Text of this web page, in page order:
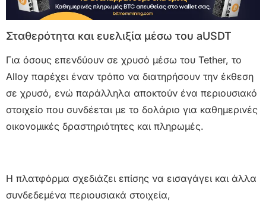
Σταθερότητα και ευελιξία μέσω του aUSDT
Για όσους επενδύουν σε χρυσό μέσω του Tether, το
Alloy παρέχει έναν τρόπο να διατηρήσουν την έκθεση
σε χρυσό, ενώ παράλληλα αποκτούν ένα περιουσιακό
στοιχείο που συνδέεται με το δολάριο για καθημερινές
οικονομικές δραστηριότητες και πληρωμές.
Η πλατφόρμα σχεδιάζει επίσης να εισαγάγει και άλλα
συνδεδεμένα περιουσιακά στοιχεία,